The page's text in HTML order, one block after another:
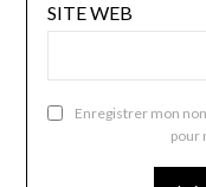
SITE WEB
Enregistrer mon
pour